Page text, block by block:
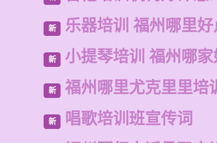
新 乐器培训 福州哪里
新 小提琴培训 福州哪
新 福州哪里尤克里里培
新 唱歌培训班宣传词